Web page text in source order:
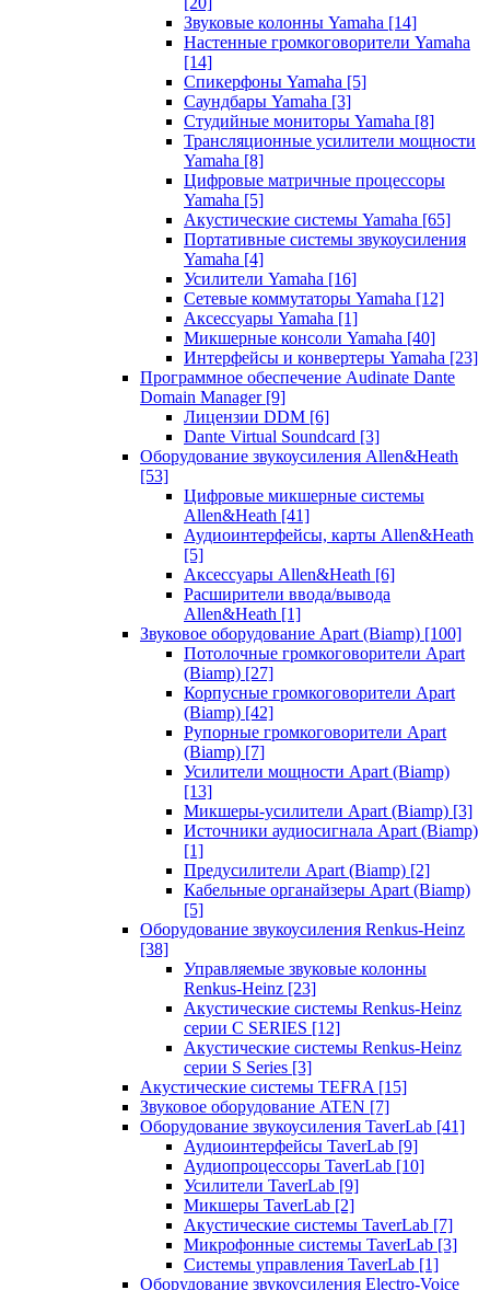
Звуковые колонны Yamaha [14]
Настенные громкоговорители Yamaha
[14]
Спикерфоны Yamaha [5]
Саундбары Yamaha [3]
Студийные мониторы Yamaha [8]
Трансляционные усилители мощности
Yamaha [8]
Цифровые матричные процессоры
Yamaha [5]
Акустические системы Yamaha [65]
Портативные системы звукоусиления
Yamaha [4]
Усилители Yamaha [16]
Сетевые коммутаторы Yamaha [12]
Аксессуары Yamaha [1]
Микшерные консоли Yamaha [40]
Интерфейсы и конвертеры Yamaha [23]
Программное обеспечение Audinate Dante
Domain Manager [9]
Лицензии DDM [6]
Dante Virtual Soundcard [3]
Оборудование звукоусиления Allen&Heath
[53]
Цифровые микшерные системы
Allen&Heath [41]
Аудиоинтерфейсы, карты Allen&Heath
[5]
Аксессуары Allen&Heath [6]
Расширители ввода/вывода
Allen&Heath [1]
Звуковое оборудование Apart (Biamp) [100]
Потолочные громкоговорители Apart
(Biamp) [27]
Корпусные громкоговорители Apart
(Biamp) [42]
Рупорные громкоговорители Apart
(Biamp) [7]
Усилители мощности Apart (Biamp)
[13]
Микшеры-усилители Apart (Biamp) [3]
Источники аудиосигнала Apart (Biamp)
[1]
Предусилители Apart (Biamp) [2]
Кабельные органайзеры Apart (Biamp)
[5]
Оборудование звукоусиления Renkus-Heinz
[38]
Управляемые звуковые колонны
Renkus-Heinz [23]
Акустические системы Renkus-Heinz
серии C SERIES [12]
Акустические системы Renkus-Heinz
серии S Series [3]
Акустические системы TEFRA [15]
Звуковое оборудование ATEN [7]
Оборудование звукоусиления TaverLab [41]
Аудиоинтерфейсы TaverLab [9]
Аудиопроцессоры TaverLab [10]
Усилители TaverLab [9]
Микшеры TaverLab [2]
Акустические системы TaverLab [7]
Микрофонные системы TaverLab [3]
Системы управления TaverLab [1]
Оборудование звукоусиления Electro-Voice